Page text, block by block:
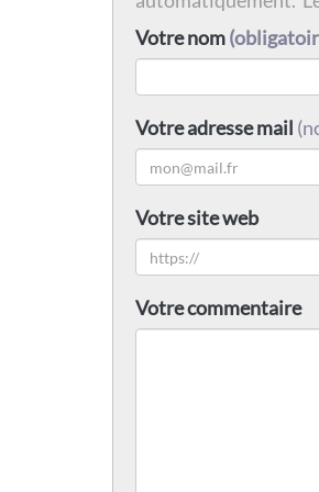
Votre nom
Votre adresse mail
Votre site web
Votre commentaire